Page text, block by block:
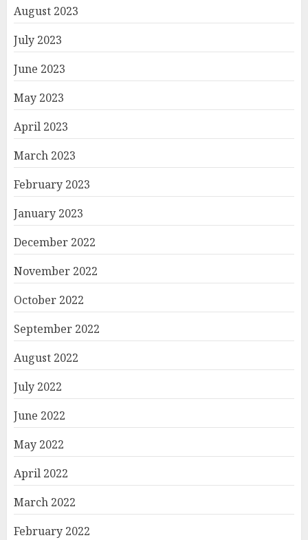
August 2023
July 2023
June 2023
May 2023
April 2023
March 2023
February 2023
January 2023
December 2022
November 2022
October 2022
September 2022
August 2022
July 2022
June 2022
May 2022
April 2022
March 2022
February 2022